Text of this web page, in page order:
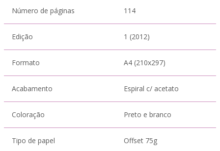
Número de páginas 114
Edição 1 (2012)
Formato A4 (210x297)
Acabamento Espiral c/ acetato
Coloração Preto e branco
Tipo de papel Offset 75g